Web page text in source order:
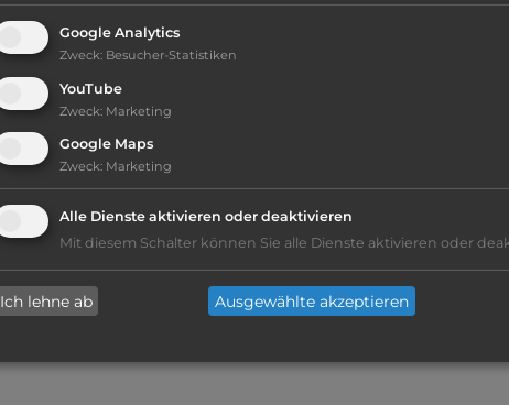
WC
Waschbecken mit Warmwasser
Google Analytics
Zweck: Besucher-Statistiken
YouTube
Zweck: Marketing
Google Maps
Zweck: Marketing
Alle Dienste aktivieren oder deaktivieren
Mit diesem Schalter können Sie alle Dienste aktivieren oder
Ich lehne ab Ausgewählte akzeptieren